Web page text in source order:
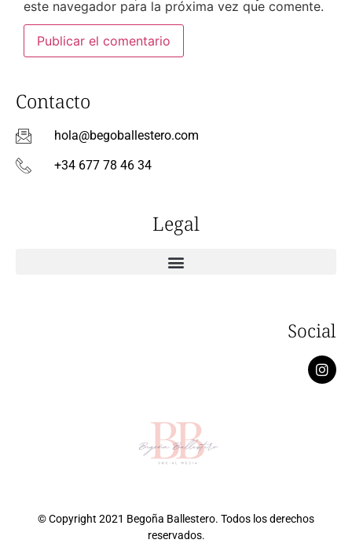
este navegador para la próxima vez que comente.
Contacto
hola@begoballestero.com
+34 677 78 46 34
Legal
Social
© Copyright 2021 Begoña Ballestero. Todos los derechos
reservados.